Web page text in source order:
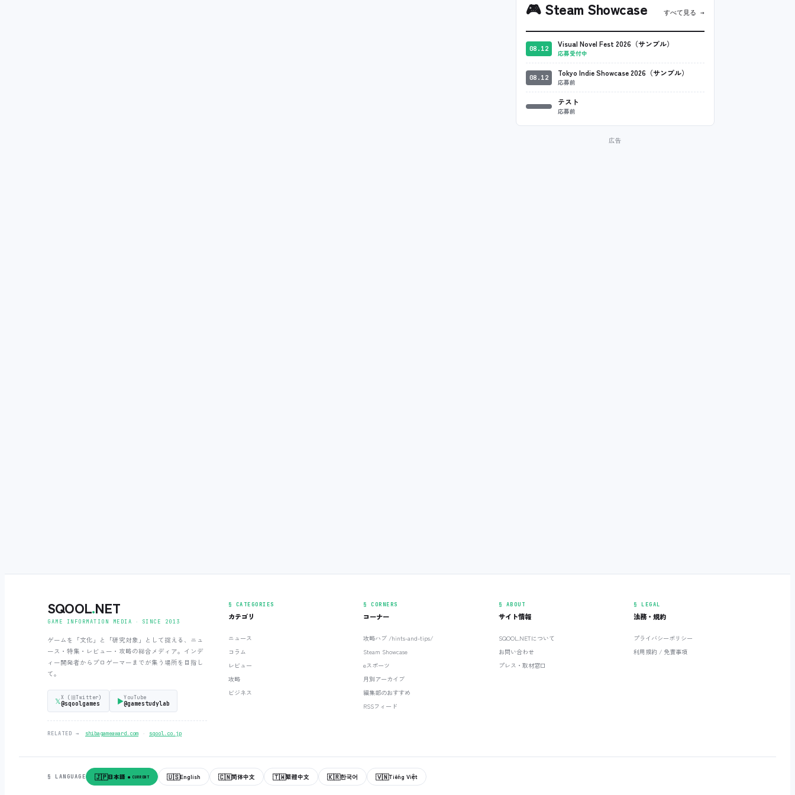
🎮Steam Showcase すべて見る →
08.12 Visual Novel Fest 2026（サンプル）
応募受付中
08.12 Tokyo Indie Showcase 2026（サンプル）
応募前
テスト
応募前
SQOOL.NET
GAME INFORMATION MEDIA ‧ SINCE 2013
ゲームを「文化」と「研究対象」として捉える、ニュ
ース・特集・レビュー・攻略の総合メディア。インデ
ィー開発者からプロゲーマーまでが集う場所を目指し
て。
𝕏X (旧Twitter)
@sqoolgames ▶YouTube
@gamestudylab
RELATED → shibagameaward.com ‧ sqool.co.jp
§ CATEGORIES
カテゴリ
ニュース
コラム
レビュー
攻略
ビジネス
§ CORNERS
コーナー
攻略ハブ /hints-and-tips/
Steam Showcase
eスポーツ
月別アーカイブ
編集部のおすすめ
RSSフィード
§ ABOUT
サイト情報
SQOOL.NETについて
お問い合わせ
プレス・取材窓口
§ LEGAL
法務・規約
プライバシーポリシー
利用規約 / 免責事項
§ LANGUAGE 🇯🇵日本語 ● CURRENT 🇺🇸English 🇨🇳简体中文 🇹🇼繁體中文 🇰🇷한국어 🇻🇳Tiếng Việt